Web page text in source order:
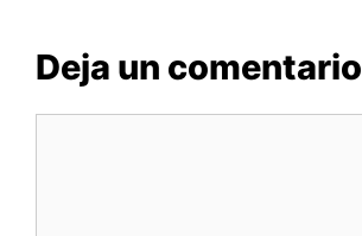
Deja un comentario